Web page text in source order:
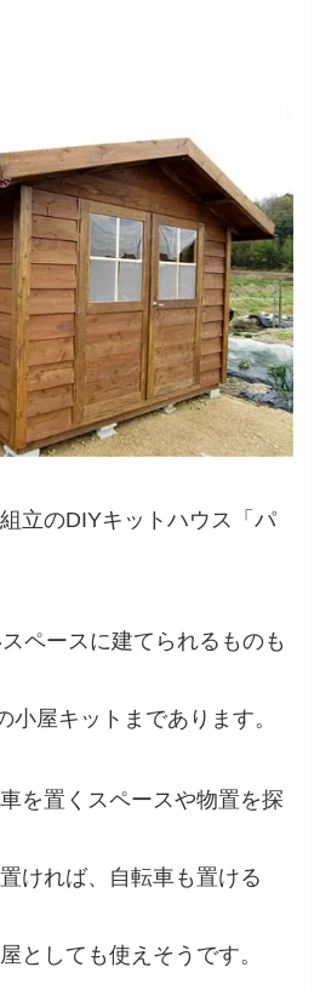
立のDIYキットハウス「パ
ペースに建てられるものも
小屋キットまであります。
を置くスペースや物置を探
ければ、自転車も置ける
としても使えそうです。